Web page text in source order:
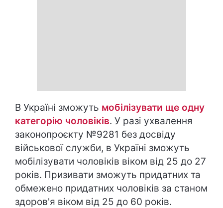
В Україні зможуть мобілізувати ще одну
категорію чоловіків. У разі ухвалення
законопроєкту №9281 без досвіду
військової служби, в Україні зможуть
мобілізувати чоловіків віком від 25 до 27
років. Призивати зможуть придатних та
обмежено придатних чоловіків за станом
здоров'я віком від 25 до 60 років.